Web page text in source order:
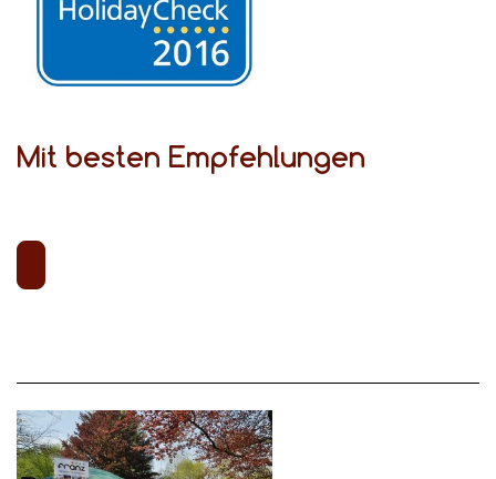
Mit besten Empfehlungen